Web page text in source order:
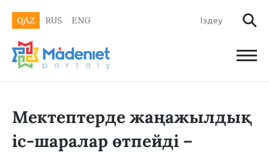
QAZ RUS ENG
Мектептерде жаңажылдық
іс-шаралар өтпейді –